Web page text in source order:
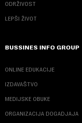
ODRŽIVOST
LEPŠI ŽIVOT
BUSSINES INFO GROUP
ONLINE EDUKACIJE
IZDAVAŠTVO
MEDIJSKE OBUKE
ORGANIZACIJA DOGADJAJA